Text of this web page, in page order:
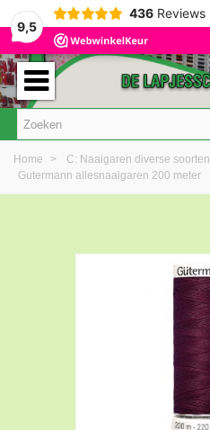
9,5
436 Reviews
Home > C: Naaigaren diverse soorten
Gutermann allesnaaigaren 200 meter